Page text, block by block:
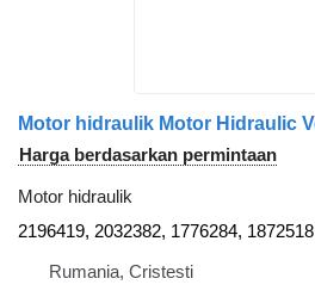
Harga berdasarkan permintaan
Motor hidraulik
2196419, 2032382, 1776284, 1872518
Rumania, Cristesti